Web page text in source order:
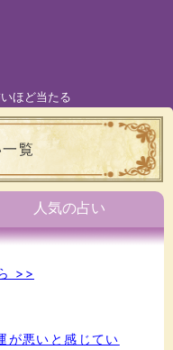
ほど当たる
覧
人気の占い
>>
が悪いと感じてい